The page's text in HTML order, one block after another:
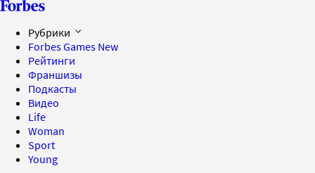
Рубрики
Forbes Games New
Рейтинги
Франшизы
Подкасты
Видео
Life
Woman
Sport
Young